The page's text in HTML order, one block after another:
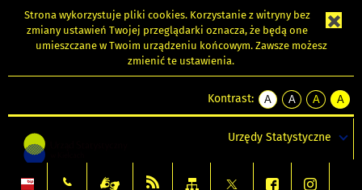
Strona wykorzystuje pliki cookies. Korzystanie z witryny bez
zmiany ustawień Twojej przeglądarki oznacza, że będą one
umieszczane w Twoim urządzeniu końcowym. Zawsze możesz
zmienić te ustawienia.
Kontrast:
A
kontrast
A
kontrast
tekst
czarnym
A
kontrast
tekst
czarnym
A
tekst
żółtym
Urzędy Statystyczne